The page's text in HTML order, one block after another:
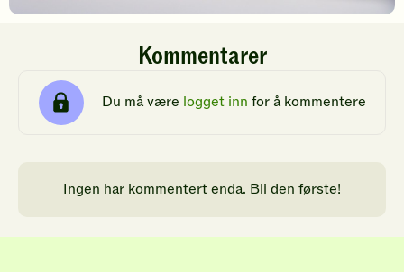
Kommentarer
Du må være logget inn for å kommentere
Ingen har kommentert enda. Bli den første!